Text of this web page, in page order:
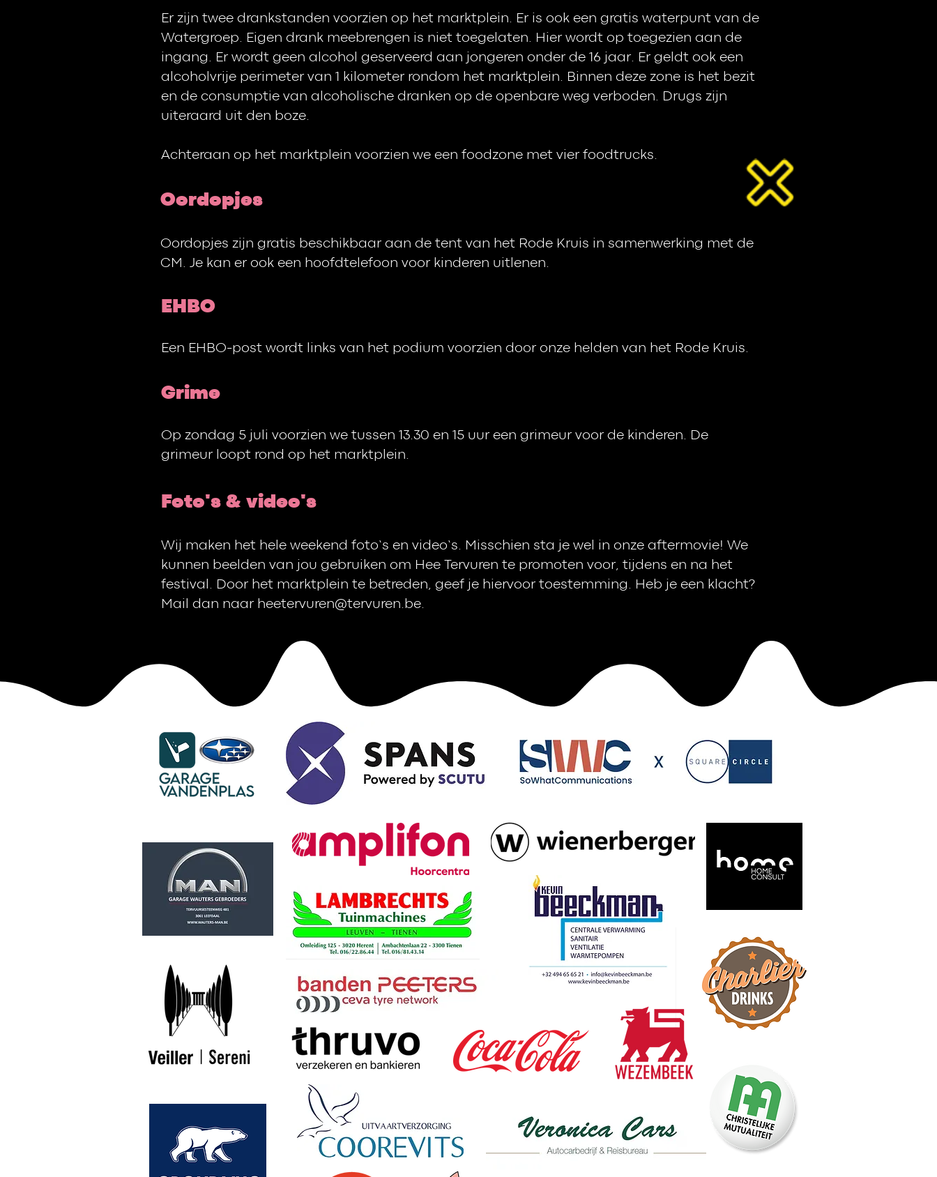
Er zijn twee drankstanden voorzien op het marktplein. Er is ook een gratis waterpunt van de
Watergroep. Eigen drank meebrengen is niet toegelaten. Hier wordt op toegezien aan de
ingang. Er wordt geen a lcohol geserveerd aan jongeren onder de 16 jaar. Er geldt ook een
alcoholvrije perimeter van 1 kilometer rondom het marktplein. Binnen deze zone is het bezit
en de consumptie van alcoholische dranken op de openbare weg verboden. Drugs zijn
uiteraard uit den boze.
Achteraan op het marktplein voorzien we een foodzone met vier foodtrucks.
Oordopjes
Oordopjes zijn gratis beschikbaar aan de tent van het Rode Kruis in samenwerking met de
CM. Je kan er ook een hoofdtelefoon voor kinderen uitlenen.
EHBO
Een EHBO-post wordt links van het podium voorzien door onze helden van het Rode Kruis.
Grime
Op zondag 5 juli voorzien we tussen 13.30 en 15 uur een grimeur voor de kinderen. De
grimeur loopt rond op het marktplein.
Foto's & video's
Wij maken het hele weekend foto’s en video’s. Misschien sta je wel in onze aftermovie! We
kunnen beelden van jou gebruiken om Hee Tervuren te promoten voor, tijdens en na het
festival. Door het marktplein te betreden, geef je hiervoor toestemming. Heb je een klacht?
Mail dan naar heetervuren@tervuren.be